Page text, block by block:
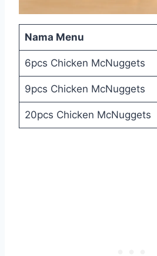
Nama Menu
6pcs Chicken McNuggets
9pcs Chicken McNuggets
20pcs Chicken McNuggets